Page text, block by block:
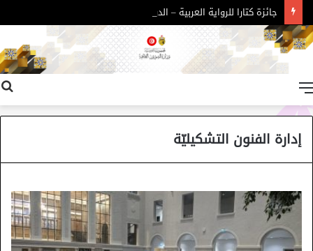
جائزة كتارا للرواية العربية – الدورة 11
إدارة الفنون التشكيليّة